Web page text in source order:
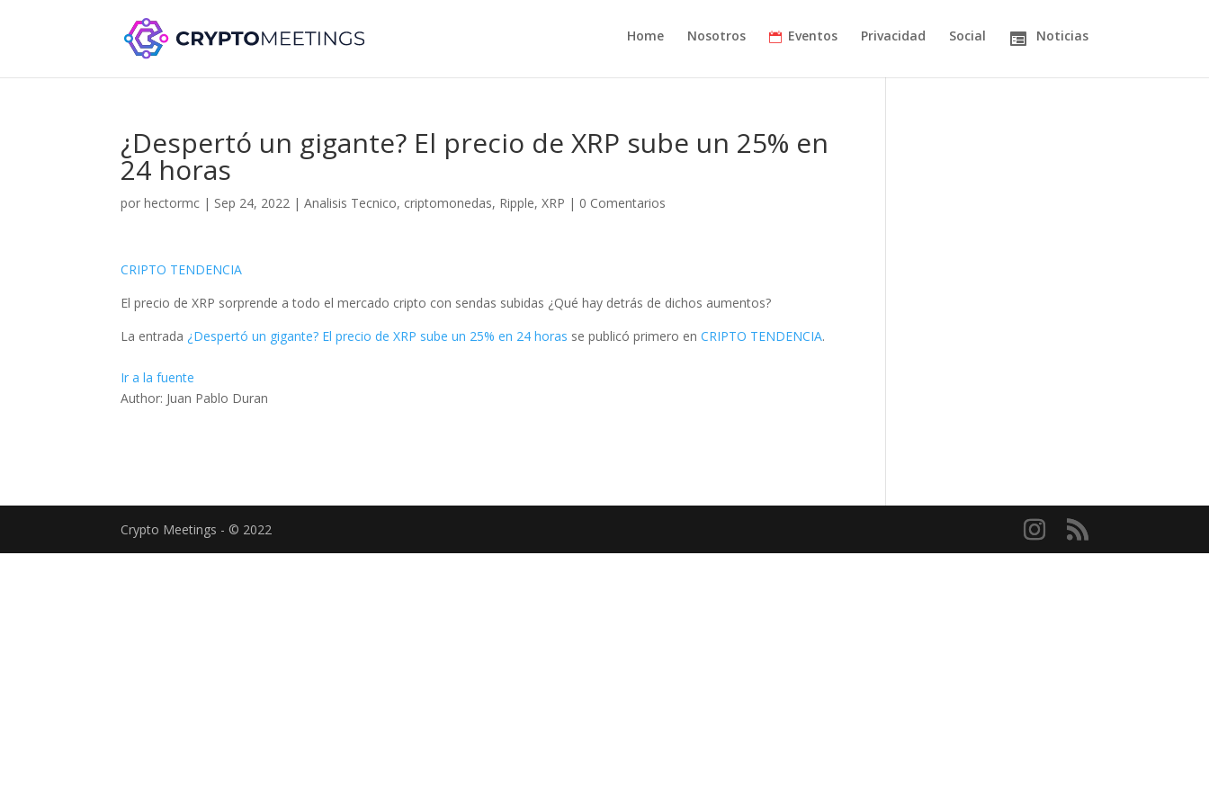
Home Nosotros Eventos Privacidad Social Noticias
¿Despertó un gigante? El precio de XRP sube un 25% en
24 horas
porhectormc | Sep 24, 2022 |Analisis Tecnico, criptomonedas, Ripple,XRP | 0 Comentarios
CRIPTO TENDENCIA
El precio de XRP sorprende a todo el mercado cripto con sendas subidas ¿Qué hay detrás de dichos aumentos?
La entrada ¿Despertó un gigante? El precio de XRP sube un 25% en 24 horas se publicó primero enCRIPTO TENDENCIA.
Ir a la fuente
Author: Juan Pablo Duran
Crypto Meetings - © 2022